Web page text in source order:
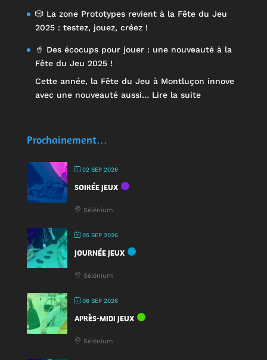
🎲 La zone Prototypes revient à la Fête du Jeu
2025 : testez, jouez, créez !
🥤 Des écocups pour jouer : une nouveauté à la
Fête du Jeu 2025 !
Cette année, la Fête du Jeu à Montluçon innove
avec une nouveauté aussi… Lire la suite:
Prochainement…
02 SEP 2026
SOIRÉE JEUX
Sélénium
05 SEP 2026
JOURNÉE JEUX
Sélénium
06 SEP 2026
APRÈS-MIDI JEUX
Sélénium